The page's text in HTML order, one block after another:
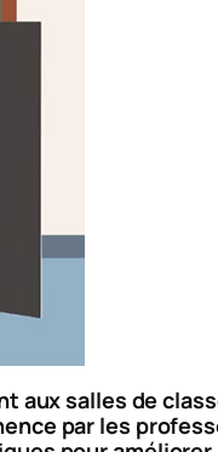
aux salles de
par les